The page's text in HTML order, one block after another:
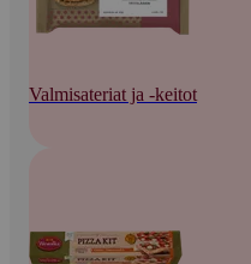
Valmisateriat ja -keitot